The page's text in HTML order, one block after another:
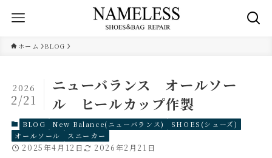
ホーム BLOG
ニューバランス オールソー
ル ヒールカップ作製
2026
2/21
BLOG New Balance(ニューバランス)
SHOES(シューズ)
オールソール
スニーカー
2025年4月12日 2026年2月21日